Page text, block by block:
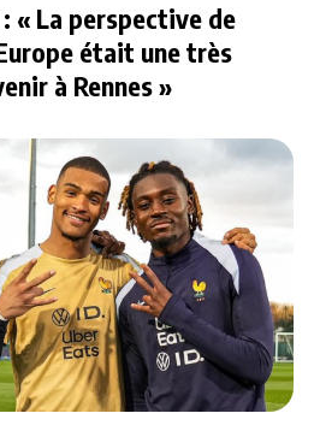
« La perspective de
était une très
à Rennes »